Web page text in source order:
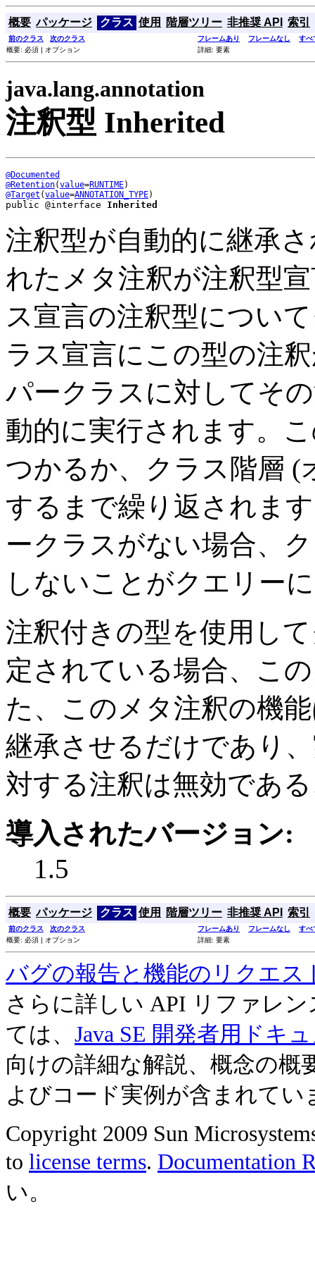
概要 パッケージ クラス 使用 階層ツリー 非推奨 API 索引
前のクラス 次のクラス フレームあり フレームなし
すべ
概要: 必須 | オプション
詳細: 要素
java.lang.annotation
注釈型 Inherited
@Documented
@Retention(value=RUNTIME
@Target (value=ANNOTATION_TYPE
public @interface Inherited
注釈型が自動的に継承
れたメタ注釈が注釈型
ス宣言の注釈型につい
ラス宣言にこの型の注
パークラスに対してそ
動的に実行されます。
つかるか、クラス階層 (
するまで繰り返されま
ークラスがない場合、
しないことがクエリー
注釈付きの型を使用し
定されている場合、こ
た、このメタ注釈の機
継承させるだけであり
対する注釈は無効であ
導入されたバージョン:
1.5
概要 パッケージ クラス 使用 階層ツリー 非推奨 API 索引
前のクラス 次のクラス フレームあり フレームなし
すべ
概要: 必須 | オプション
詳細: 要素
バグの報告と機能のリクエス
さらに詳しい API リファレ
ては、 Java SE 開発者用ドキ
向けの詳細な解説、概念の概
よびコード実例が含まれてい
Copyright 2009 Sun
to license terms. Documentation
い。